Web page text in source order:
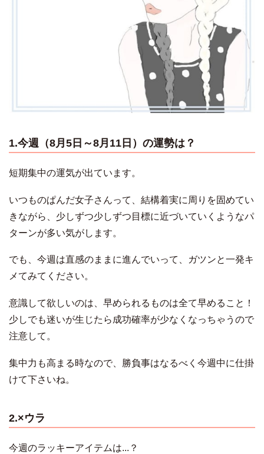
1.今週（8月5日～8月11日）の運勢は？
短期集中の運気が出ています。
いつものぱんだ女子さんって、結構着実に周りを固めてい
きながら、少しずつ少しずつ目標に近づいていくようなパ
ターンが多い気がします。
でも、今週は直感のままに進んでいって、ガツンと一発キ
メてみてください。
意識して欲しいのは、早められるものは全て早めること！
少しでも迷いが生じたら成功確率が少なくなっちゃうので
注意して。
集中力も高まる時なので、勝負事はなるべく今週中に仕掛
けて下さいね。
2.×ウラ
今週のラッキーアイテムは...？